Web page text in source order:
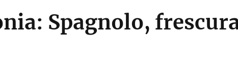
Spagnolo,